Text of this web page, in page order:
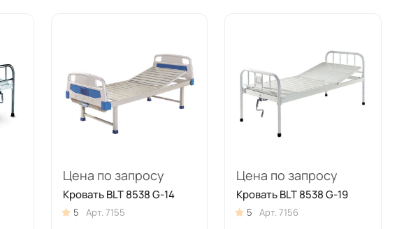
Цена по запросу
Кровать BLT 8538 G-14
5 Арт. 7155
Цена по запросу
Кровать BLT 8538 G-19
5 Арт.7156